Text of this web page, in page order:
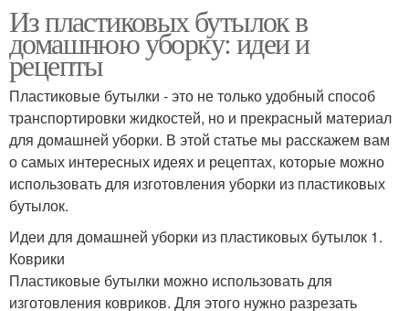
Из пластиковых бутылок в
домашнюю уборку: идеи и
рецепты
Пластиковые бутылки - это не только удобный способ
транспортировки жидкостей, но и прекрасный материал
для домашней уборки. В этой статье мы расскажем вам
о самых интересных идеях и рецептах, которые можно
использовать для изготовления уборки из пластиковых
бутылок.
Идеи для домашней уборки из пластиковых бутылок 1.
Коврики
Пластиковые бутылки можно использовать для
изготовления ковриков. Для этого нужно разрезать